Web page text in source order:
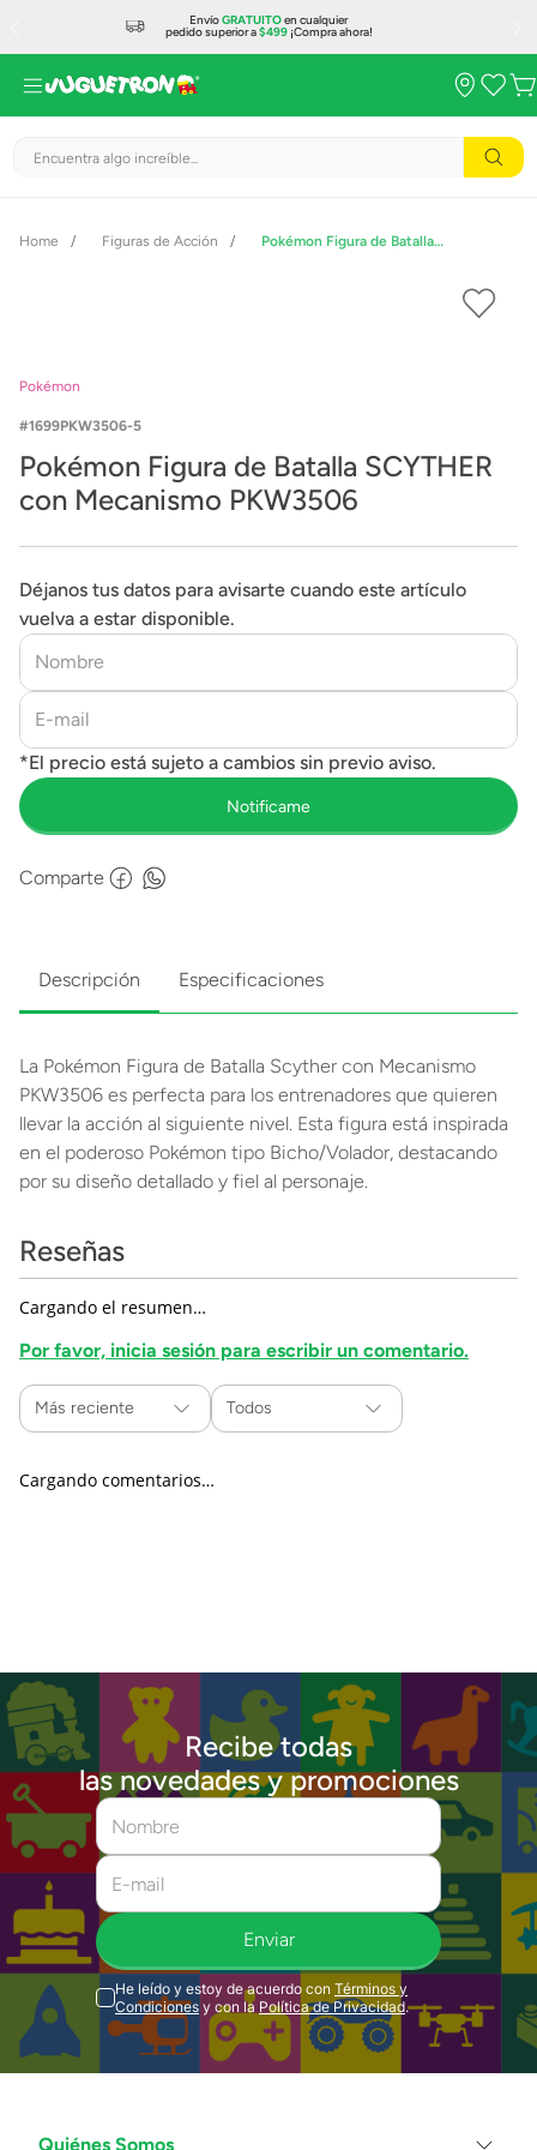
EnvíoGRATUITOen cualquier
pedido superior a$499¡Compra ahora!
Encuentra algo increíble...
Figuras de Acción Pokémon Figura de Batalla SCYTHER con Mecanismo PKW3506
Pokémon
1699PKW3506-5
Pokémon Figura de Batalla SCYTHER
con Mecanismo PKW3506
Déjanos tus datos para avisarte cuando este artículo
vuelva a estar disponible.
Comparte
Descripción Especificaciones
La Pokémon Figura de Batalla Scyther con Mecanismo
PKW3506 es perfecta para los entrenadores que quieren
llevar la acción al siguiente nivel. Esta figura está inspirada
en el poderoso Pokémon tipo Bicho/Volador, destacando
por su diseño detallado y fiel al personaje.
Reseñas
Cargando el resumen…
Por favor, inicia sesión para escribir un comentario.
Más reciente Todos
Cargando comentarios…
Recibe todas
las novedades y promociones
Enviar
He leído y estoy de acuerdo con Términos y
Condiciones y con la Política de Privacidad.
Quiénes Somos